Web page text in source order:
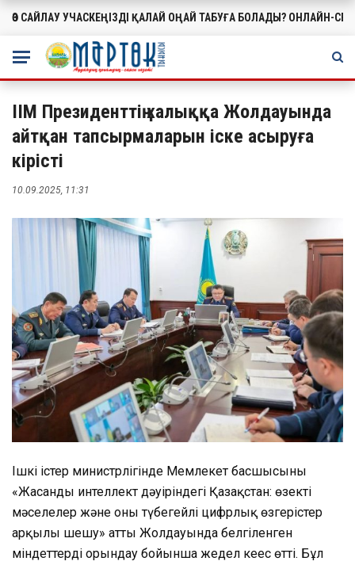
МАҢЫЗДЫ
ӨЗ САЙЛАУ УЧАСКЕҢІЗДІ ҚАЛАЙ ОҢАЙ ТАБУҒА БОЛАДЫ? ОНЛАЙН-
ІІМ Президенттің халыққа Жолдауында
айтқан тапсырмаларын іске асыруға
кірісті
10.09.2025, 11:31
Ішкі істер министрлігінде Мемлекет басшысының
«Жасанды интеллект дәуіріндегі Қазақстан: өзекті
мәселелер және оны түбегейлі цифрлық өзгерістер
арқылы шешу» атты Жолдауында белгіленген
міндеттерді орындау бойынша жедел кеңес өтті. Бұл